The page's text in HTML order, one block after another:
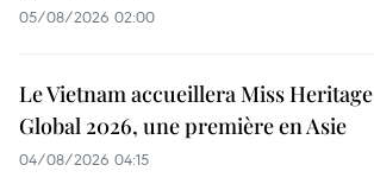
05/08/2026 02:00
Le Vietnam accueillera Miss Heritage
Global 2026, une première en Asie
04/08/2026 04:15